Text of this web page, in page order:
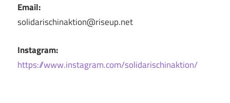
Email:
solidarischinaktion@riseup.net
Instagram:
https://www.instagram.com/solidarischinaktion/